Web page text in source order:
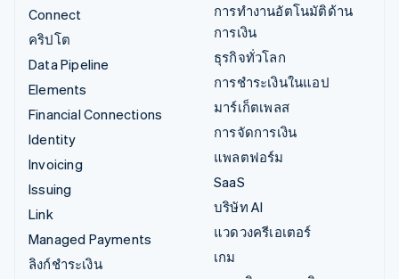
Connect
คริปโต
Data Pipeline
Elements
Financial Connections
Identity
Invoicing
Issuing
Link
Managed Payments
ลิงก์ชำระเงิน
การทำงานอัตโนมัติด้าน
การเงิน
ธุรกิจทั่วโลก
การชำระเงินในแอป
มาร์เก็ตเพลส
การจัดการเงิน
แพลตฟอร์ม
SaaS
บริษัท AI
แวดวงครีเอเตอร์
เกม